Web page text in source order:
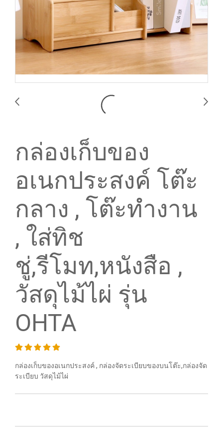
กล่องเก็บของ
อเนกประสงค์ โต๊ะ
กลาง , โต๊ะทำงาน
, ใส่ทิช
ชู่,รีโมท,หนังสือ ,
วัสดุไม้ไผ่ รุ่น
OHTA
กล่องเก็บของอเนกประสงค์ , กล่องจัดระเบียบของบนโต๊ะ,กล่องจัด
ระเบียบ วัสดุไม้ไผ่